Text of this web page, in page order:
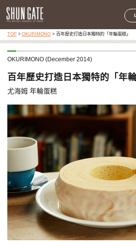
TOP> OKURIMONO> 百年歷史打造日本獨特的「年輪蛋糕」
OKURIMONO (December 2014)
百年歷史打造日本獨特的「年輪
尤海姆 年輪蛋糕